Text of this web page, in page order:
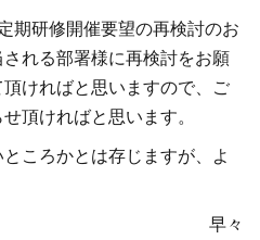
期研修開催要望の再検討のお
れる部署様に再検討をお願
ければと思いますので、ご
頂ければと思います。
ころかとは存じますが、よ
早々